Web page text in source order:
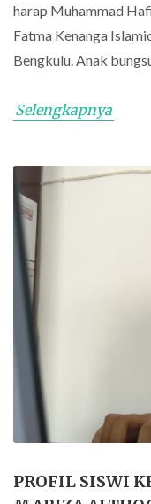
harap Muhammad
Fatma Kenanga
Bengkulu. Anak
Selengkapnya
PROFIL SISWI